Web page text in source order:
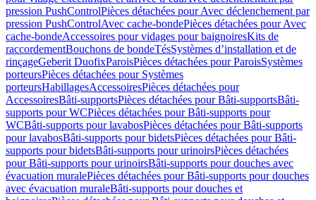
pression PushControlPièces détachées pour Avec déclenchement par
pression PushControlAvec cache-bondePièces détachées pour Avec
cache-bondeAccessoires pour vidages pour baignoiresKits de
raccordementBouchons de bondeTésSystèmes d’installation et de
rinçageGeberit DuofixParoisPièces détachées pour ParoisSystèmes
porteursPièces détachées pour Systèmes
porteursHabillagesAccessoiresPièces détachées pour
AccessoiresBâti-supportsPièces détachées pour Bâti-supportsBâti-
supports pour WCPièces détachées pour Bâti-supports pour
WCBâti-supports pour lavabosPièces détachées pour Bâti-supports
pour lavabosBâti-supports pour bidetsPièces détachées pour Bâti-
supports pour bidetsBâti-supports pour urinoirsPièces détachées
pour Bâti-supports pour urinoirsBâti-supports pour douches avec
évacuation muralePièces détachées pour Bâti-supports pour douches
avec évacuation muraleBâti-supports pour douches et